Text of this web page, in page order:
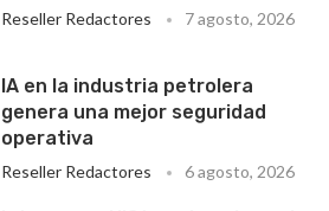
Reseller Redactores 7 agosto, 2026
IA en la industria petrolera
genera una mejor seguridad
operativa
Reseller Redactores 6 agosto, 2026